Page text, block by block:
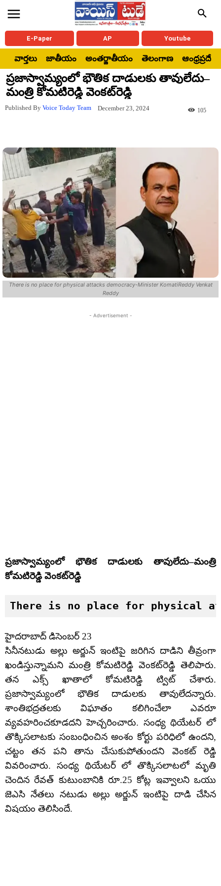
E-Paper AP Youtube
వార్తలు జాతీయం అంతర్జాతీయం తెలంగాణ ఆంధ్రప్రదేశ్
ప్రజాస్వామ్యంలో భౌతిక దాడులకు తావులేదు–
మంత్రి కోమటిరెడ్డి వెంకట్‌రెడ్డి
Published By Voice Today Team December 23, 2024 105
There is no place for physical attacks democracy-Minister KomatiReddy Venkat
Reddy
- Advertisement -
ప్రజాస్వామ్యంలో భౌతిక దాడులకు తావులేదు–మంత్రి
కోమటిరెడ్డి వెంకట్‌రెడ్డి
There is no place for physical
హైదరాబాద్‌ డిసెంబర్ 23
సినీనటుడు అల్లు అర్జున్ ఇంటిపై జరిగిన దాడిని తీవ్రంగా
ఖండిస్తున్నామని మంత్రి కోమటిరెడ్డి వెంకట్‌రెడ్డి తెలిపారు.
తన ఎక్స్ ఖాతాలో కోమటిరెడ్డి ట్విట్ చేశారు.
ప్రజాస్వామ్యంలో భౌతిక దాడులకు తావులేదన్నారు.
శాంతిభద్రతలకు విఘాతం కలిగించేలా ఎవరూ
వ్యవహరించకూడదని హెచ్చరించారు. సంధ్య థియేటర్ లో
తొక్కిసలాటకు సంబంధించిన అంశం కోర్టు పరిధిలో ఉందని,
చట్టం తన పని తాను చేసుకుపోతుందని వెంకట్ రెడ్డి
వివరించారు. సంధ్య థియేటర్ లో తొక్కిసలాటలో మృతి
చెందిన రేవత్ కుటుంబానికి రూ.25 కోట్ల ఇవ్వాలని ఒయు
జెఎసి నేతలు నటుడు అల్లు అర్జున్ ఇంటిపై దాడి చేసిన
విషయం తెలిసిందే.